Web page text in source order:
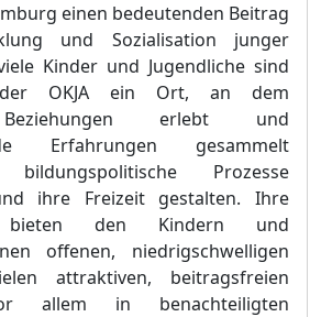
einen bedeutenden Beitrag
und Sozialisation junger
Kinder und Jugendliche sind
der OKJA ein Ort, an dem
erlebt und
Erfahrungen gesammelt
Prozesse
ihre Freizeit gestalten. Ihre
bieten den Kindern und
offenen, niedrigschwelligen
attraktiven, beitragsfreien
allem in benachteiligten